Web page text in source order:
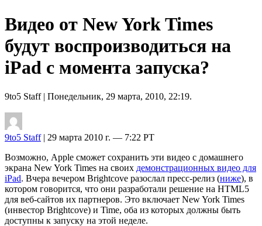
Видео от New York Times
будут воспроизводиться на
iPad с момента запуска?
9to5 Staff| Понедельник, 29 марта, 2010, 22:19.
9to5 Staff| 29 марта 2010 г. — 7:22 PT
Возможно, Apple сможет сохранить эти видео с домашнего
экрана New York Times на своих демонстрационных видео для
iPad. Вчера вечером Brightcove разослал пресс-релиз (ниже), в
котором говорится, что они разработали решение на HTML5
для веб-сайтов их партнеров. Это включает New York Times
(инвестор Brightcove) и Time, оба из которых должны быть
доступны к запуску на этой неделе.